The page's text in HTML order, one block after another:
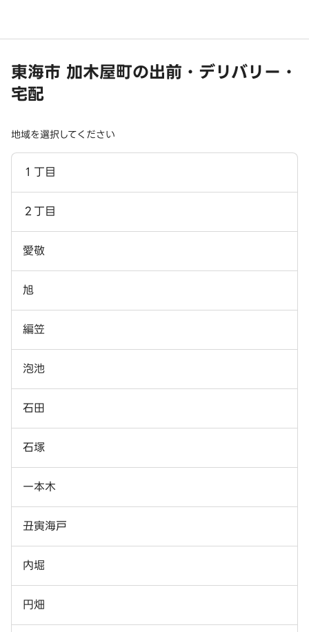
東海市 加木屋町の出前・デリバリー・
宅配
地域を選択してください
１丁目
２丁目
愛敬
旭
編笠
泡池
石田
石塚
一本木
丑寅海戸
内堀
円畑